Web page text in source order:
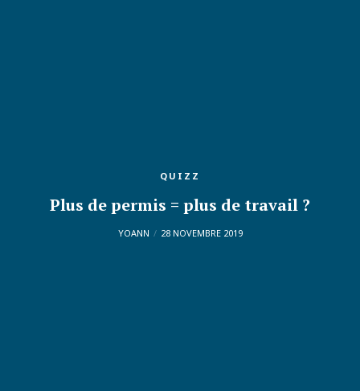
QUIZZ
Plus de permis = plus de travail ?
YOANN 28 NOVEMBRE 2019